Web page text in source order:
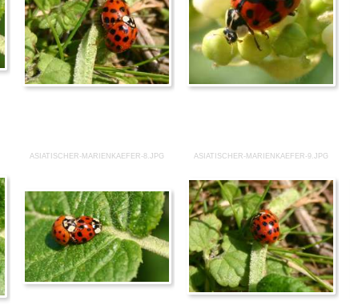
ASIATISCHER-MARIENKAEFER-8.JPG ASIATISCHER-MARIENKAEFER-9.JPG